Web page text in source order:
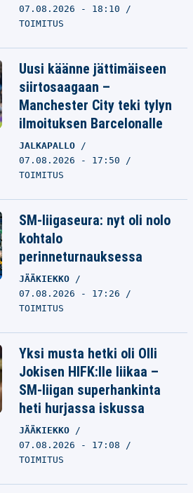
07.08.2026 - 18:10
TOIMITUS
Uusi käänne jättimäiseen
siirtosaagaan –
Manchester City teki tylyn
ilmoituksen Barcelonalle
JALKAPALLO
07.08.2026 - 17:50
TOIMITUS
SM-liigaseura: nyt oli nolo
kohtalo
perinneturnauksessa
JÄÄKIEKKO
07.08.2026 - 17:26
TOIMITUS
Yksi musta hetki oli Olli
Jokisen HIFK:lle liikaa –
SM-liigan superhankinta
heti hurjassa iskussa
JÄÄKIEKKO
07.08.2026 - 17:08
TOIMITUS